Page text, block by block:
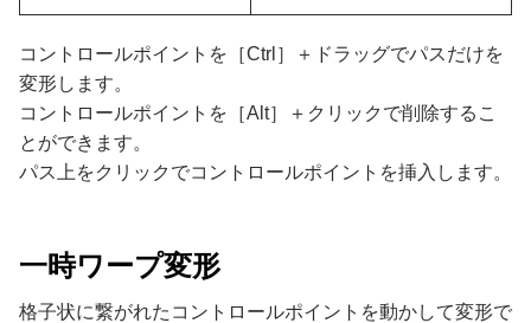
コントロールポイントを［Ctrl］＋ドラッグでパスだけを
変形します。
コントロールポイントを［Alt］＋クリックで削除するこ
とができます。
パス上をクリックでコントロールポイントを挿入します。
一時ワープ変形
格子状に繋がれたコントロールポイントを動かして変形で